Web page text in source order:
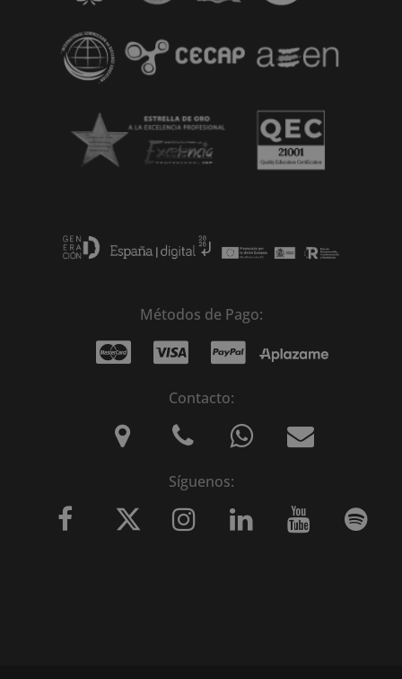
Métodos de Pago:
Contacto:
Síguenos: